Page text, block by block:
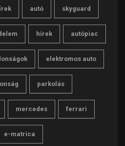
autó skyguard
hírek autópiac
elektromos auto
parkolás
mercedes ferrari
e-matrica